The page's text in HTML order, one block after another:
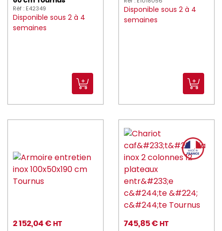
Réf : E42349
Disponible sous 2 à 4
semaines
Disponible sous 2 à 4
semaines
2 152,04 € HT
745,85 € HT